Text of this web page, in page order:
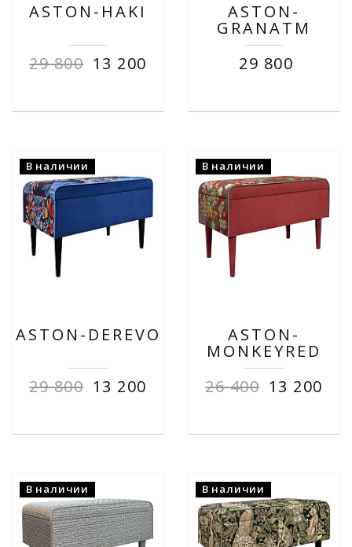
ASTON-HAKI
29 800 13 200
ASTON-
GRANATM
29 800
В наличии
ASTON-DEREVO
29 800 13 200
В наличии
ASTON-
MONKEYRED
26 400 13 200
В наличии В наличии